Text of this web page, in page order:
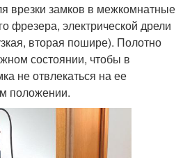
врезки замков в межкомнатные
фрезера, электрической дрели
вторая пошире). Полотно
состоянии, чтобы в
не отвлекаться на ее
положении.